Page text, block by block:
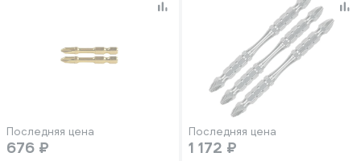
Последняя цена
676 ₽
Последняя цена
1 172 ₽